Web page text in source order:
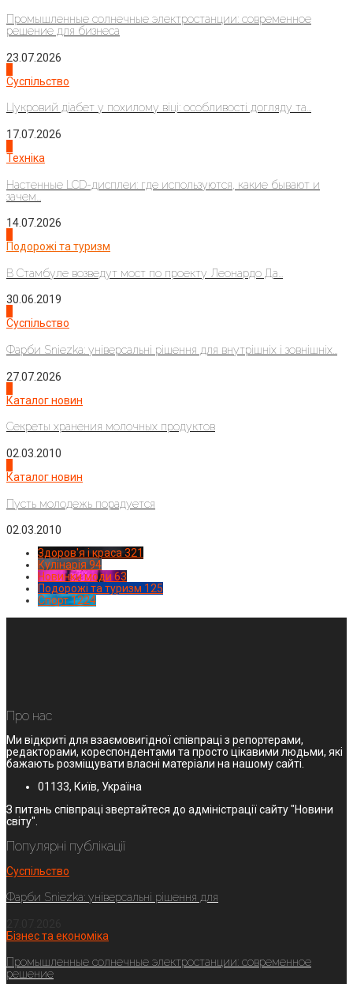
Промышленные солнечные электростанции: современное
решение для бизнеса
23.07.2026
Суспільство
Цукровий діабет у похилому віці: особливості догляду та...
17.07.2026
Техніка
Настенные LCD-дисплеи: где используются, какие бывают и
зачем...
14.07.2026
Подорожі та туризм
В Стамбуле возведут мост по проекту Леонардо Да...
30.06.2019
Суспільство
Фарби Sniezka: універсальні рішення для внутрішніх і зовнішніх...
27.07.2026
Каталог новин
Секреты хранения молочных продуктов
02.03.2010
Каталог новин
Пусть молодежь порадуется
02.03.2010
Здоров'я і краса 321
Кулінарія 94
Новинки моди 63
Подорожі та туризм 125
Спорт1224
Про нас
Ми відкриті для взаємовигідної співпраці з репортерами,
редакторами, кореспондентами та просто цікавими людьми, які
бажають розміщувати власні матеріали на нашому сайті.
01133, Київ, Україна
З питань співпраці звертайтеся до адміністрації сайту "Новини
світу".
Популярні публікації
Суспільство
Фарби Sniezka: універсальні рішення для
Бізнес та економіка
Промышленные солнечные электростанции: современное
решение